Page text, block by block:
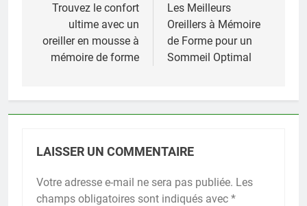
de
l’article
Trouvez le confort
ultime avec un
oreiller en mousse à
mémoire de forme
Les Meilleurs
Oreillers à Mémoire
de Forme pour un
Sommeil Optimal
LAISSER UN COMMENTAIRE
Votre adresse e-mail ne sera pas publiée. Les
champs obligatoires sont indiqués avec *